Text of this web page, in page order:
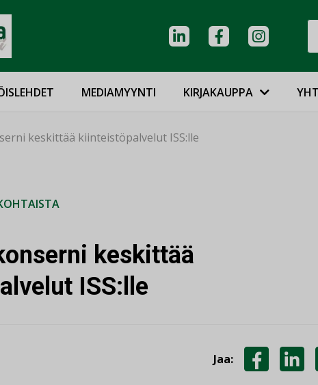
MEDIAMYYNTI KIRJAKAUPPA
keskittää kiinteistöpalvelut ISS:lle
keskittää
ISS:lle
Jaa: